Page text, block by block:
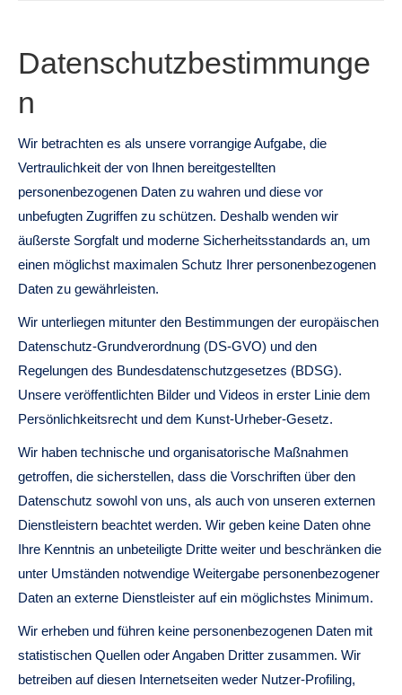
Datenschutzbestimmunge
n
Wir betrachten es als unsere vorrangige Aufgabe, die
Vertraulichkeit der von Ihnen bereitgestellten
personenbezogenen Daten zu wahren und diese vor
unbefugten Zugriffen zu schützen. Deshalb wenden wir
äußerste Sorgfalt und moderne Sicherheitsstandards an, um
einen möglichst maximalen Schutz Ihrer personenbezogenen
Daten zu gewährleisten.
Wir unterliegen mitunter den Bestimmungen der europäischen
Datenschutz-Grundverordnung (DS-GVO) und den
Regelungen des Bundesdatenschutzgesetzes (BDSG).
Unsere veröffentlichten Bilder und Videos in erster Linie dem
Persönlichkeitsrecht und dem Kunst-Urheber-Gesetz.
Wir haben technische und organisatorische Maßnahmen
getroffen, die sicherstellen, dass die Vorschriften über den
Datenschutz sowohl von uns, als auch von unseren externen
Dienstleistern beachtet werden. Wir geben keine Daten ohne
Ihre Kenntnis an unbeteiligte Dritte weiter und beschränken die
unter Umständen notwendige Weitergabe personenbezogener
Daten an externe Dienstleister auf ein möglichstes Minimum.
Wir erheben und führen keine personenbezogenen Daten mit
statistischen Quellen oder Angaben Dritter zusammen. Wir
betreiben auf diesen Internetseiten weder Nutzer-Profiling,